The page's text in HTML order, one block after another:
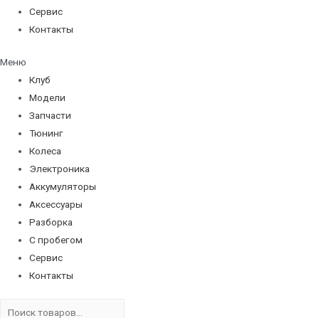
Сервис
Контакты
Меню
Клуб
Модели
Запчасти
Тюнинг
Колеса
Электроника
Аккумуляторы
Аксессуары
Разборка
С пробегом
Сервис
Контакты